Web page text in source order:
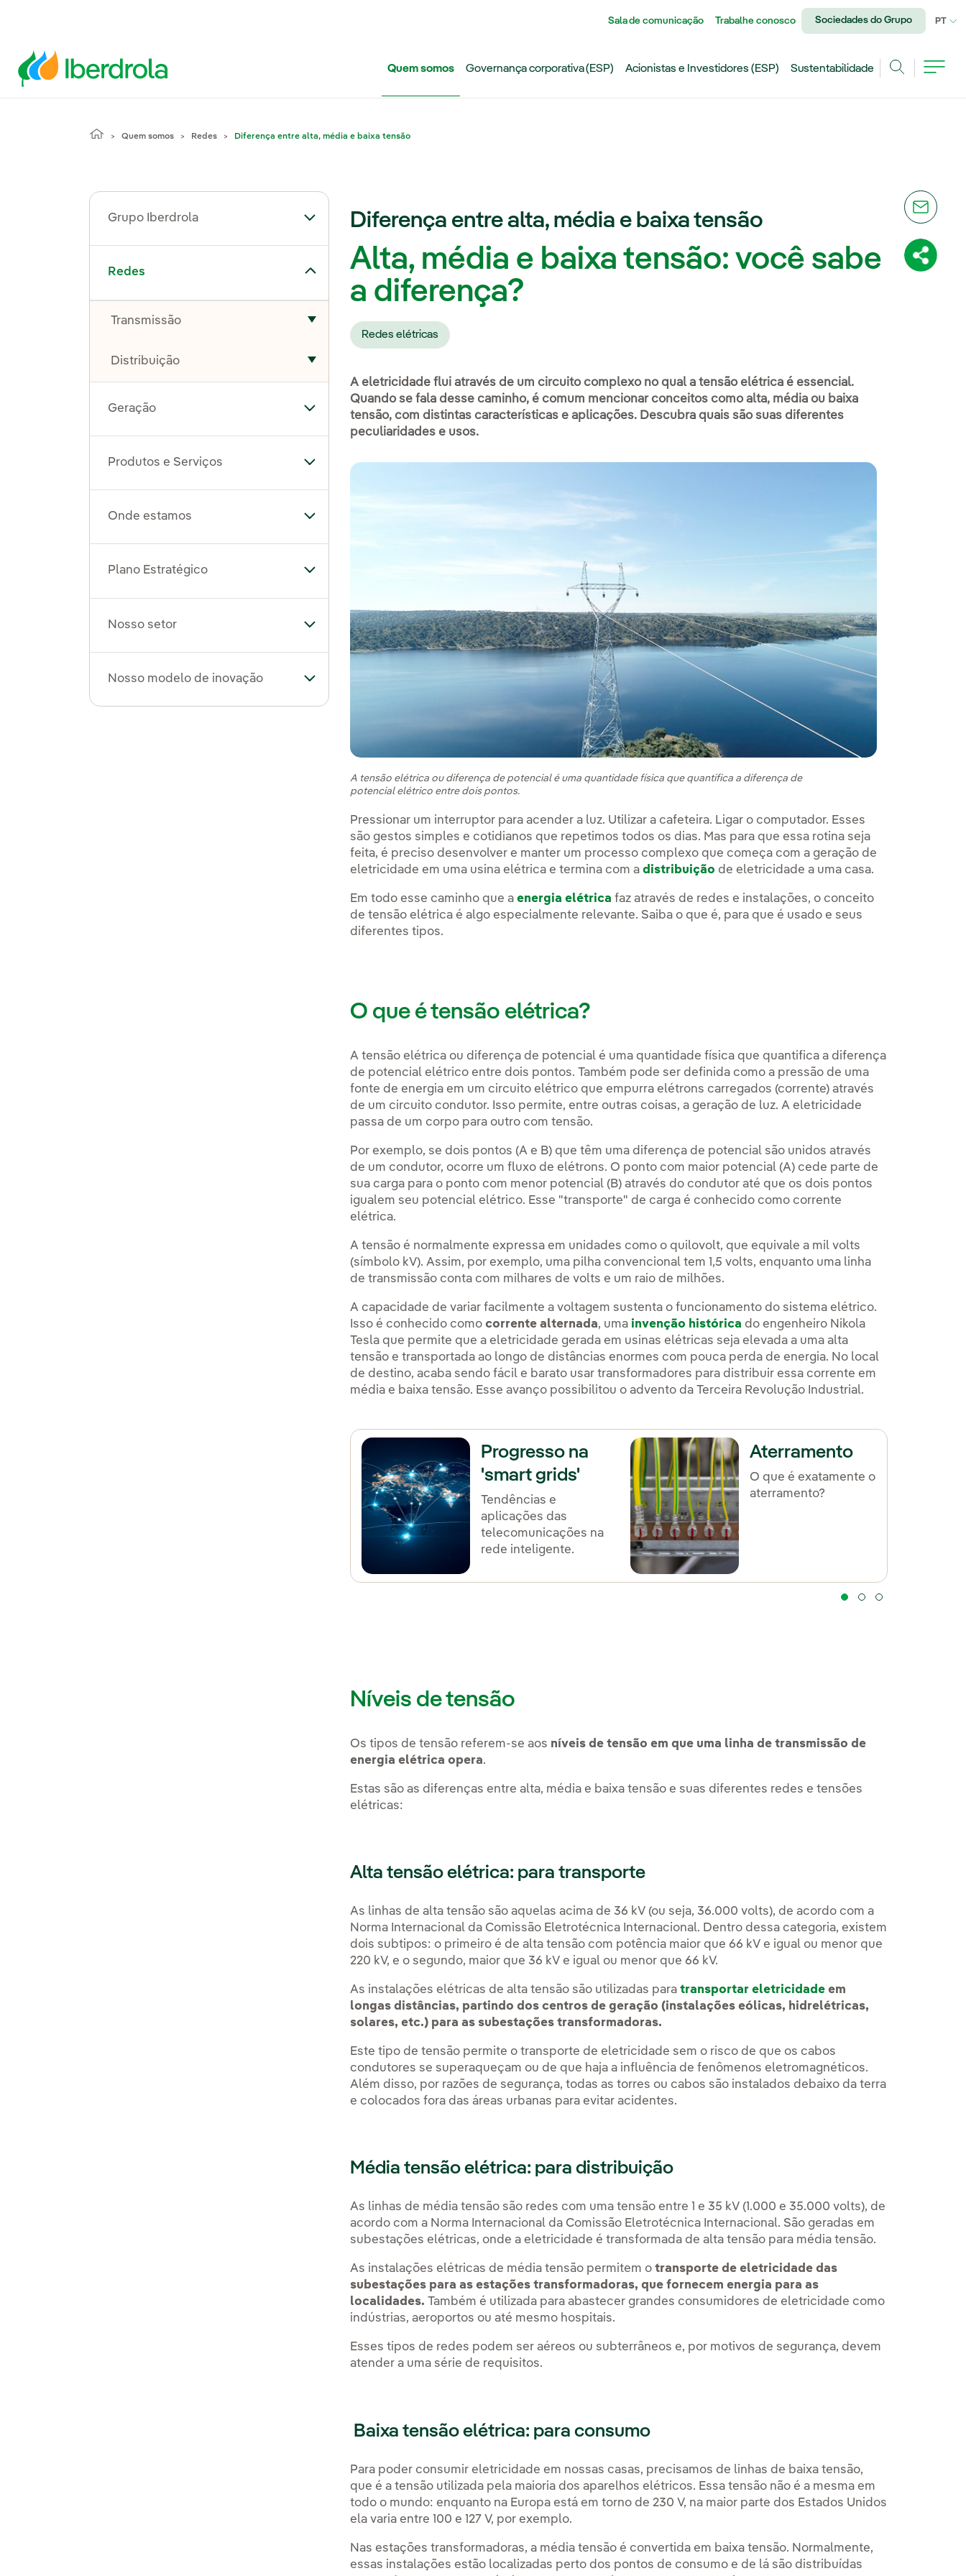
Sala de comunicação Trabalhe conosco Sociedades do Grupo PT
Quem somos Governança corporativa (ESP) Acionistas e Investidores (ESP)
Sustentabilidade
Quem somos Redes Diferença entre alta, média e baixa tensão
Grupo Iberdrola Alternar submenu de Grupo Iberdrola
Redes
Alternar submenu de Redes
Transmissão
Alternar submenu de Transmissão
Distribuição
Geração Alternar submenu de Geração
Produtos e Serviços Alternar submenu de Produtos e Serviços
Onde estamos Alternar submenu de Onde estamos
Plano Estratégico Alternar submenu de Plano Estratégico
Nosso setor Alternar submenu de Nosso setor
Nosso modelo de inovação Alternar submenu de Nosso modelo de inovação
Diferença entre alta, média e baixa tensão
Alta, média e baixa tensão: você sabe
a diferença?
Redes elétricas
A eletricidade flui através de um circuito complexo no qual a tensão elétrica é essencial.
Quando se fala desse caminho, é comum mencionar conceitos como alta, média ou baixa
tensão, com distintas características e aplicações. Descubra quais são suas diferentes
peculiaridades e usos.
A tensão elétrica ou diferença de potencial é uma quantidade física que quantifica a diferença de
potencial elétrico entre dois pontos.
Pressionar um interruptor para acender a luz. Utilizar a cafeteira. Ligar o computador. Esses
são gestos simples e cotidianos que repetimos todos os dias. Mas para que essa rotina seja
feita, é preciso desenvolver e manter um processo complexo que começa com a geração de
eletricidade em uma usina elétrica e termina com adistribuição de eletricidade a uma casa.
Em todo esse caminho que aenergia elétrica faz através de redes e instalações, o conceito
de tensão elétrica é algo especialmente relevante. Saiba o que é, para que é usado e seus
diferentes tipos.
O que é tensão elétrica?
A tensão elétrica ou diferença de potencial é uma quantidade física que quantifica a diferença
de potencial elétrico entre dois pontos. Também pode ser definida como a pressão de uma
fonte de energia em um circuito elétrico que empurra elétrons carregados (corrente) através
de um circuito condutor. Isso permite, entre outras coisas, a geração de luz. A eletricidade
passa de um corpo para outro com tensão.
Por exemplo, se dois pontos (A e B) que têm uma diferença de potencial são unidos através
de um condutor, ocorre um fluxo de elétrons. O ponto com maior potencial (A) cede parte de
sua carga para o ponto com menor potencial (B) através do condutor até que os dois pontos
igualem seu potencial elétrico. Esse "transporte" de carga é conhecido como corrente
elétrica.
A tensão é normalmente expressa em unidades como o quilovolt, que equivale a mil volts
(símbolo kV). Assim, por exemplo, uma pilha convencional tem 1,5 volts, enquanto uma linha
de transmissão conta com milhares de volts e um raio de milhões.
A capacidade de variar facilmente a voltagem sustenta o funcionamento do sistema elétrico.
Isso é conhecido comocorrente alternada, uma invenção histórica do engenheiro Nikola
Tesla que permite que a eletricidade gerada em usinas elétricas seja elevada a uma alta
tensão e transportada ao longo de distâncias enormes com pouca perda de energia. No local
de destino, acaba sendo fácil e barato usar transformadores para distribuir essa corrente em
média e baixa tensão. Esse avanço possibilitou o advento da Terceira Revolução Industrial.
Progresso na
'smart grids'
Tendências e
aplicações das
telecomunicações na
rede inteligente.
Aterramento
O que é exatamente o
aterramento?
Níveis de tensão
Os tipos de tensão referem-se aos níveis de tensão em que uma linha de transmissão de
energia elétrica opera.
Estas são as diferenças entre alta, média e baixa tensão e suas diferentes redes e tensões
elétricas:
Alta tensão elétrica: para transporte
As linhas de alta tensão são aquelasacima de 36 kV (ou seja, 36.000 volts), de acordo com a
Norma Internacional da Comissão Eletrotécnica Internacional. Dentro dessa categoria, existem
dois subtipos: o primeiro é de alta tensão com potência maior que 66 kV e igual ou menor que
220 kV, e o segundo, maior que 36 kV e igual ou menor que 66 kV.
As instalações elétricas de alta tensão são utilizadas paratransportar eletricidade em
longas distâncias, partindo dos centros de geração (instalações eólicas, hidrelétricas,
solares, etc.) para as subestações transformadoras.
Este tipo de tensão permite o transporte de eletricidade sem o risco de que os cabos
condutores se superaqueçam ou de que haja a influência de fenômenos eletromagnéticos.
Além disso, por razões de segurança, todas as torres ou cabos são instalados debaixo da terra
e colocados fora das áreas urbanas para evitar acidentes.
Média tensão elétrica: para distribuição
As linhas de média tensão são redes com uma tensão entre 1 e 35 kV (1.000 e 35.000 volts), de
acordo com a Norma Internacional da Comissão Eletrotécnica Internacional. São geradas em
subestações elétricas, onde a eletricidade é transformada de alta tensão para média tensão.
As instalações elétricas de média tensão permitem otransporte de eletricidade das
subestações para as estações transformadoras, que fornecem energia para as
localidades. Também é utilizada para abastecer grandes consumidores de eletricidade como
indústrias, aeroportos ou até mesmo hospitais.
Esses tipos de redes podem ser aéreos ou subterrâneos e, por motivos de segurança, devem
atender a uma série de requisitos.
Baixa tensão elétrica: para consumo
Para poder consumir eletricidade em nossas casas, precisamos de linhas de baixa tensão,
que é a tensão utilizada pela maioria dos aparelhos elétricos. Essa tensão não é a mesma em
todo o mundo: enquanto na Europa está em torno de 230 V, na maior parte dos Estados Unidos
ela varia entre 100 e 127 V, por exemplo.
Nas estações transformadoras, a média tensão é convertida em baixa tensão. Normalmente,
essas instalações estão localizadas perto dos pontos de consumo e de lá são distribuídas